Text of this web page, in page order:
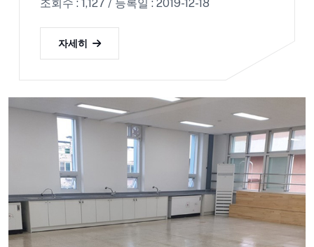
조회수 : 1,127 / 등록일 : 2019-12-18
자세히